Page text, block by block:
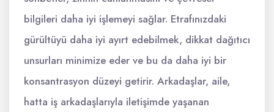
bilgileri daha iyi işlemeyi sağlar. Etrafınızdaki
gürültüyü daha iyi ayırt edebilmek, dikkat dağıtıcı
unsurları minimize eder ve bu da daha iyi bir
konsantrasyon düzeyi getirir. Arkadaşlar, aile,
hatta iş arkadaşlarıyla iletişimde yaşanan